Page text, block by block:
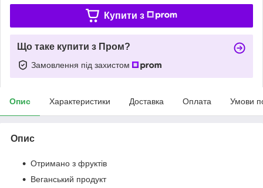
Купити з
Що таке купити з Пром?
Замовлення під захистом
Опис Характеристики Доставка Оплата Умови
Опис
Отримано з фруктів
Веганський продукт